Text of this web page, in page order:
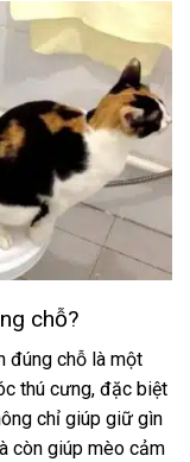
chỗ?
đúng chỗ là một
thú cưng, đặc biệt
chỉ giúp giữ gìn
còn giúp mèo cảm